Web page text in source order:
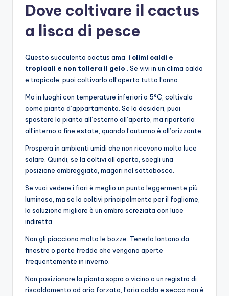
Dove coltivare il cactus
a lisca di pesce
Questo succulento cactus ama i climi caldi e
tropicali e non tollera il gelo . Se vivi in ​​un clima caldo
e tropicale, puoi coltivarlo all’aperto tutto l’anno.
Ma in luoghi con temperature inferiori a 5°C, coltivala
come pianta d’appartamento. Se lo desideri, puoi
spostare la pianta all’esterno all’aperto, ma riportarla
all’interno a fine estate, quando l’autunno è all’orizzonte.
Prospera in ambienti umidi che non ricevono molta luce
solare. Quindi, se la coltivi all’aperto, scegli una
posizione ombreggiata, magari nel sottobosco.
Se vuoi vedere i fiori è meglio un punto leggermente più
luminoso, ma se lo coltivi principalmente per il fogliame,
la soluzione migliore è un’ombra screziata con luce
indiretta.
Non gli piacciono molto le bozze. Tenerlo lontano da
finestre o porte fredde che vengono aperte
frequentemente in inverno.
Non posizionare la pianta sopra o vicino a un registro di
riscaldamento ad aria forzata, l’aria calda e secca non è